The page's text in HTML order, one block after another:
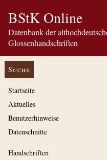
BStK Online
Datenbank der
Glossenhandschriften
Suche
Startseite
Aktuelles
Benutzerhinweise
Datenschnitte
Handschriften